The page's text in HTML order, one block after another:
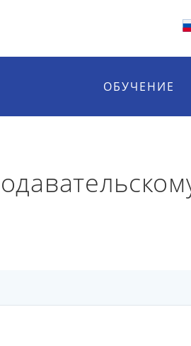
ОБУЧЕНИЕ